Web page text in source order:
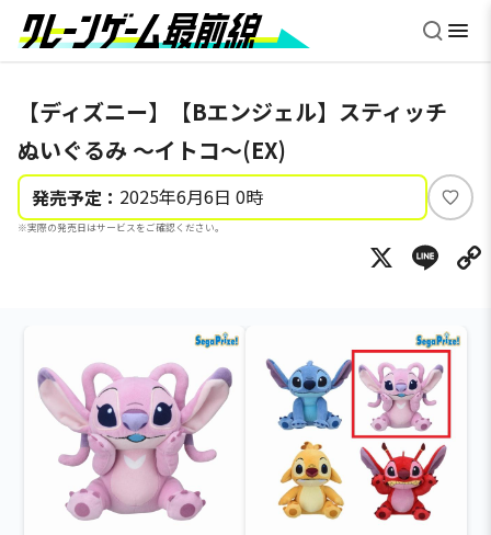
【ディズニー】【Bエンジェル】スティッチ
ぬいぐるみ ～イトコ～(EX)
発売予定： 2025年6月6日 0時
※実際の発売日はサービスをご確認ください。
い
ね
X